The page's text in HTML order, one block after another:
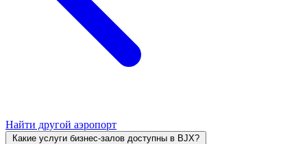
Найти другой аэропорт
Какие услуги бизнес-залов доступны в BJX?